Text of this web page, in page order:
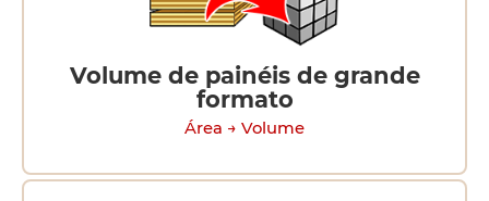
Volume de painéis de grande
formato
Área → Volume